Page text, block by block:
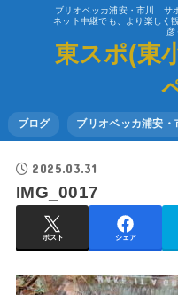
ブリオベッカ浦安・市川 サ
ネット中継でも、より楽しく
彦
東スポ(東
ブログ ブリオベッカ浦安
2025.03.31
IMG_0017
ポスト シェア